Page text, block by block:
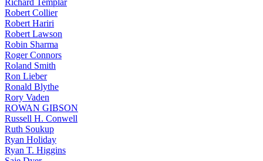
Richard Templar
Robert Collier
Robert Hariri
Robert Lawson
Robin Sharma
Roger Connors
Roland Smith
Ron Lieber
Ronald Blythe
Rory Vaden
ROWAN GIBSON
Russell H. Conwell
Ruth Soukup
Ryan Holiday
Ryan T. Higgins